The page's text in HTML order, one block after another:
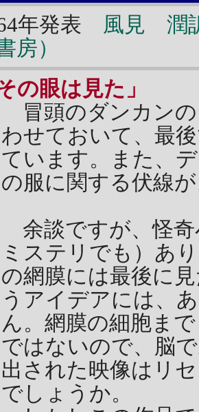
年発表
風見 潤
房）
の眼は見た」
冒頭のダンカンの
わせておいて、最
ています。また、
の服に関する伏線
余談ですが、怪奇
ミステリでも）あ
の網膜には最後に
うアイデアには、
ん。網膜の細胞ま
ではないので、脳
出された映像はリ
でしょうか。